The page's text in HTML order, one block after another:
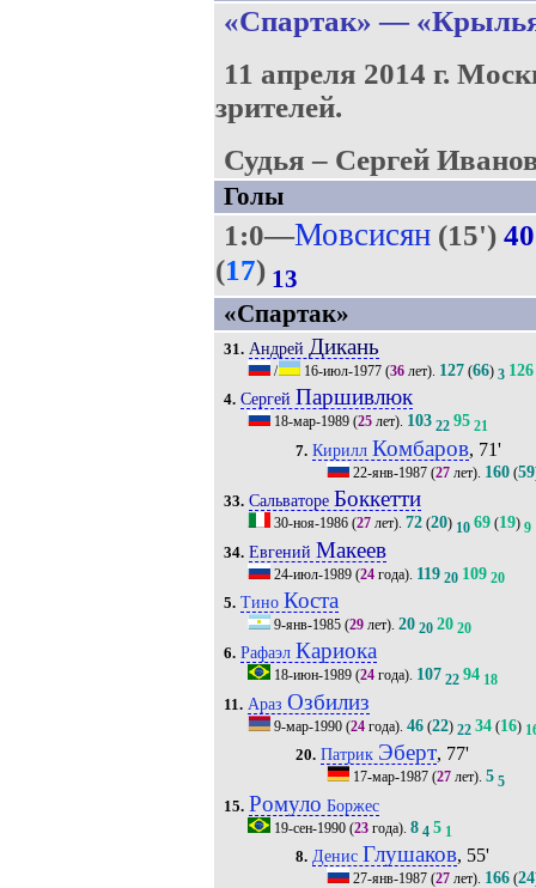
«Спартак» —
11 апреля 2014 г.
зрителей.
Судья – Сергей
Голы
1:0—Мовсисян(15') 40
(17) 13
«Спартак»
31. Андрей Дикань
/ 16-июл-1977(36лет). 127(66) 3 126
4. Сергей Паршивлюк
18-мар-1989(25лет). 103 22 95 21
7. Кирилл Комбаров, 71'
22-янв-1987 (27 лет). 160 (59
33. Сальваторе Боккетти
30-ноя-1986(27лет). 72(20) 10 69(19) 9
34. Евгений Макеев
24-июл-1989(24года). 119 20 109 20
5. Тино Коста
9-янв-1985(29лет). 20 20 20 20
6. Рафаэл Кариока
18-июн-1989(24года). 107 22 94 18
11. Араз Озбилиз
9-мар-1990(24года). 46(22) 22 34(16)
20. Патрик Эберт, 77'
17-мар-1987 (27 лет).5 5
15. Ромуло Боржес
19-сен-1990(23года). 8 4 5 1
8. Денис Глушаков, 55'
27-янв-1987 (27 лет). 166 (24